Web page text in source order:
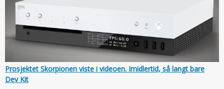
Prosjektet Skorpionen viste i videoen. Imidlertid, så langt bare
Dev Kit